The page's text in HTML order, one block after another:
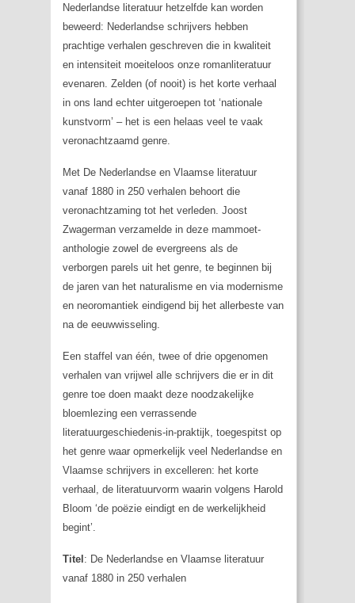
Nederlandse literatuur hetzelfde kan worden
beweerd: Nederlandse schrijvers hebben
prachtige verhalen geschreven die in kwaliteit
en intensiteit moeiteloos onze romanliteratuur
evenaren. Zelden (of nooit) is het korte verhaal
in ons land echter uitgeroepen tot ‘nationale
kunstvorm’ – het is een helaas veel te vaak
veronachtzaamd genre.
Met De Nederlandse en Vlaamse literatuur
vanaf 1880 in 250 verhalen behoort die
veronachtzaming tot het verleden. Joost
Zwagerman verzamelde in deze mammoet-
anthologie zowel de evergreens als de
verborgen parels uit het genre, te beginnen bij
de jaren van het naturalisme en via modernisme
en neoromantiek eindigend bij het allerbeste van
na de eeuwwisseling.
Een staffel van één, twee of drie opgenomen
verhalen van vrijwel alle schrijvers die er in dit
genre toe doen maakt deze noodzakelijke
bloemlezing een verrassende
literatuurgeschiedenis-in-praktijk, toegespitst op
het genre waar opmerkelijk veel Nederlandse en
Vlaamse schrijvers in excelleren: het korte
verhaal, de literatuurvorm waarin volgens Harold
Bloom ‘de poëzie eindigt en de werkelijkheid
begint’.
Titel : De Nederlandse en Vlaamse literatuur
vanaf 1880 in 250 verhalen